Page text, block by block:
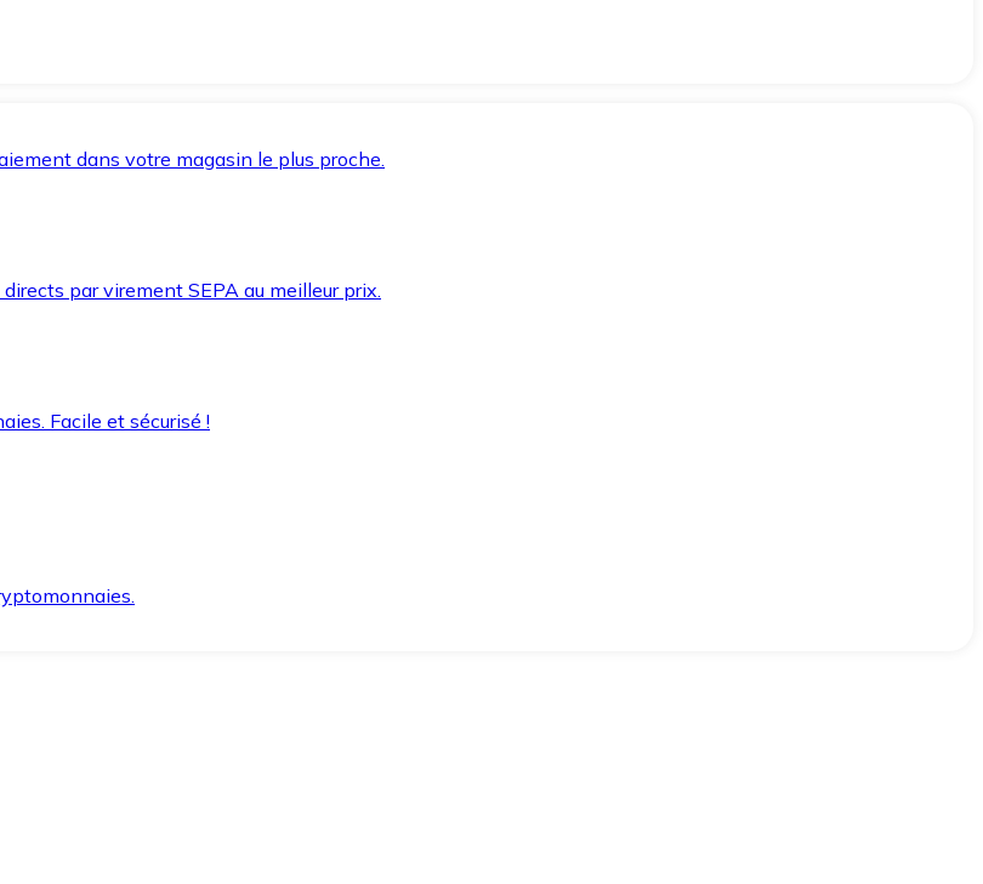
dans votre magasin le plus proche.
par virement SEPA au meilleur prix.
Facile et sécurisé !
sécurité.
en avez besoin.